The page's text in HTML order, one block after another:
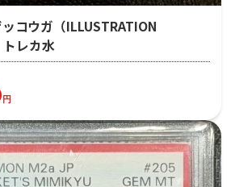
コウガ（ILLUSTRATION
レカ水
円